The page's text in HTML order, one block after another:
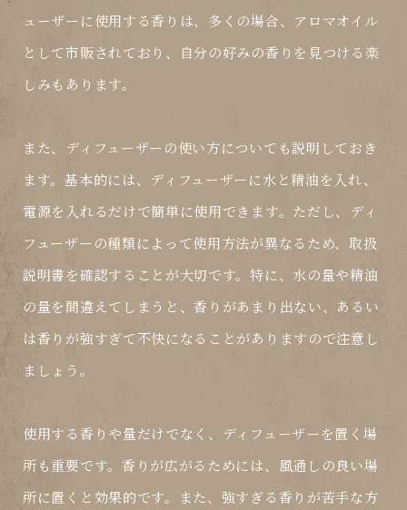
ューザーに使用する香りは、多くの場合、アロマオイル
として市販されており、自分の好みの香りを見つける楽
しみもあります。
また、ディフューザーの使い方についても説明しておき
ます。基本的には、ディフューザーに水と精油を入れ、
電源を入れるだけで簡単に使用できます。ただし、ディ
フューザーの種類によって使用方法が異なるため、取扱
説明書を確認することが大切です。特に、水の量や精油
の量を間違えてしまうと、香りがあまり出ない、あるい
は香りが強すぎて不快になることがありますので注意し
ましょう。
使用する香りや量だけでなく、ディフューザーを置く場
所も重要です。香りが広がるためには、風通しの良い場
所に置くと効果的です。また、強すぎる香りが苦手な方